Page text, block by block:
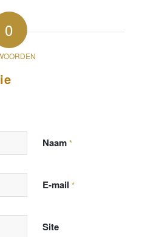
0
Naam *
E-mail *
Site